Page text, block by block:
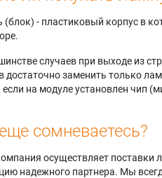
(блок) - пластиковый корпус в
случаев при выходе из
достаточно заменить только
если на модуле установлен чип
сомневаетесь?
осуществляет поставки
надежного партнера. Мы